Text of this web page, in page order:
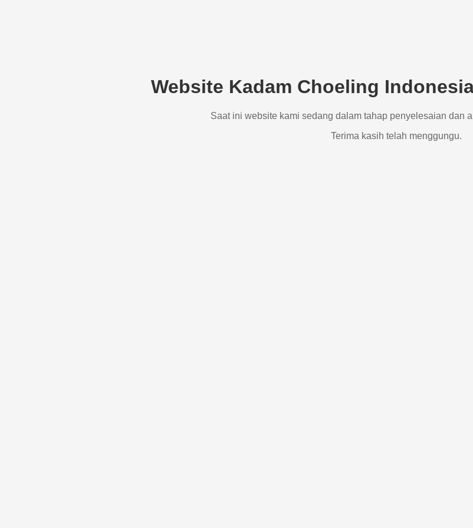
Website Kadam Choeling
Saat ini website kami sedang dalam tahap penyelesaian dan
Terima kasih telah menggungu.